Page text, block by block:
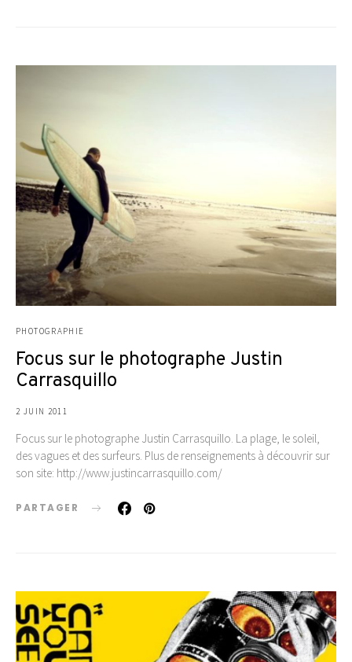
PHOTOGRAPHIE
Focus sur le photographe Justin
Carrasquillo
2 JUIN 2011
Focus sur le photographe Justin Carrasquillo. La plage, le soleil,
des vagues et des surfeurs. Plus de renseignements à découvrir sur
son site: http://www.justincarrasquillo.com/
PARTAGER